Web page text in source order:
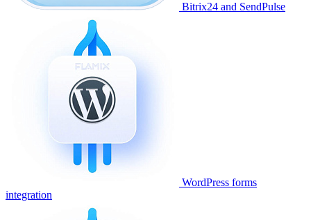
Bitrix24 and SendPulse
WordPress forms
integration